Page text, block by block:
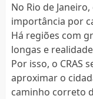
No Rio de
importância por
Há regiões com
longas e
Por isso, o CRAS
aproximar o
caminho correto